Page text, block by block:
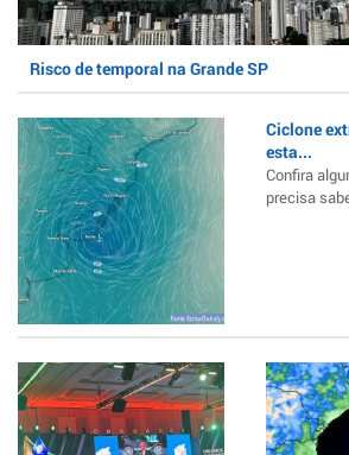
Risco de temporal na Grande SP
Ciclone
esta...
Confira
precisa